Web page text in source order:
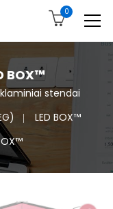
0
BOX™
stendai
LED BOX™